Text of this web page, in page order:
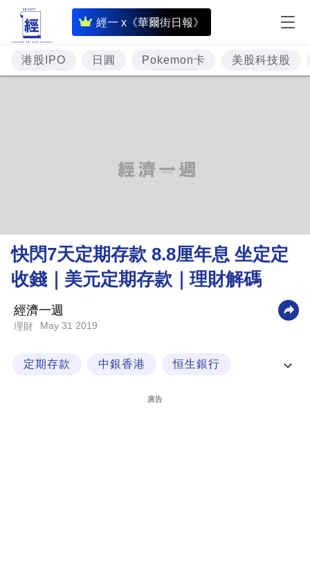
經一 x《華爾街日報》
即
時
財
經
理
財
商
科
港股IPO 日圓 Pokemon卡 美股科技股
快閃7天定期存款 8.8厘年息 坐定定
收錢｜美元定期存款｜理財解碼
經濟一週
理財 May 31 2019
定期存款 中銀香港 恒生銀行
廣告